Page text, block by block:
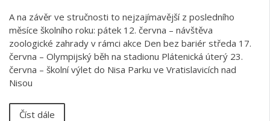
A na závěr ve stručnosti to nejzajímavější z posledního
měsíce školního roku: pátek 12. června – návštěva
zoologické zahrady v rámci akce Den bez bariér středa 17.
června – Olympijský běh na stadionu Plátenická úterý 23.
června – školní výlet do Nisa Parku ve Vratislavicích nad
Nisou
Číst dále